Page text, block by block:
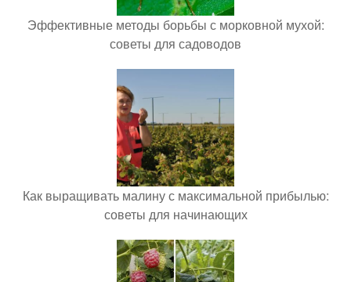
Эффективные методы борьбы с морковной мухой:
советы для садоводов
Как выращивать малину с максимальной прибылью:
советы для начинающих